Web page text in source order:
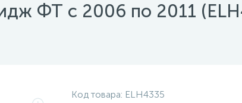
ФТ с 2006 по 2011
Код товара: ELH4335